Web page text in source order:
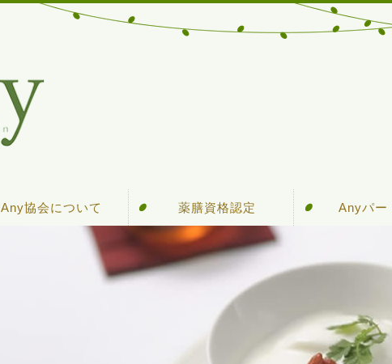
Any協会について
Any協会について
薬膳資格認定
資格について
セミナー情報
通信講座
受験対策講座
Anyパー